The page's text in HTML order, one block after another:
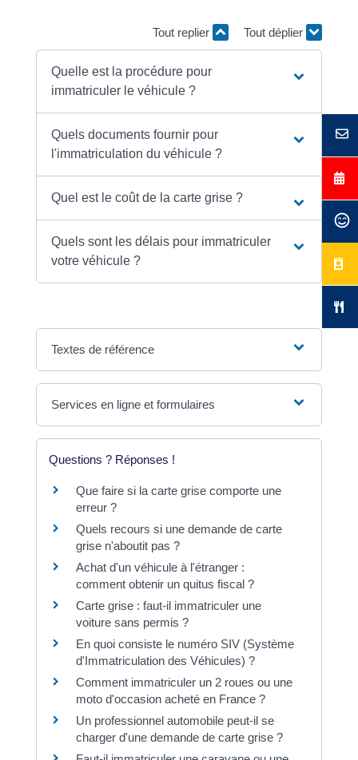
Tout replier Tout déplier
Quelle est la procédure pour
immatriculer le véhicule ?
Quels documents fournir pour
l'immatriculation du véhicule ?
Quel est le coût de la carte grise ?
Quels sont les délais pour immatriculer
votre véhicule ?
Textes de référence
Services en ligne et formulaires
Questions ? Réponses !
Que faire si la carte grise comporte une
erreur ?
Quels recours si une demande de carte
grise n'aboutit pas ?
Achat d'un véhicule à l'étranger :
comment obtenir un quitus fiscal ?
Carte grise : faut-il immatriculer une
voiture sans permis ?
En quoi consiste le numéro SIV (Système
d'Immatriculation des Véhicules) ?
Comment immatriculer un 2 roues ou une
moto d'occasion acheté en France ?
Un professionnel automobile peut-il se
charger d'une demande de carte grise ?